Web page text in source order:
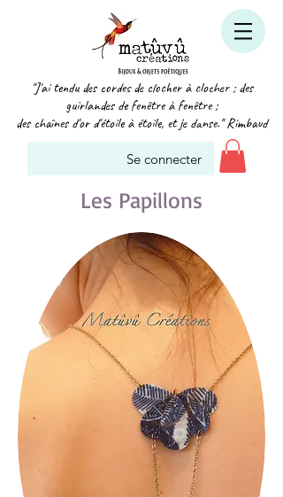
"J'ai tendu des cordes de clocher à clocher ; des
guirlandes de fenêtre à fenêtre ;
des chaînes d'or d'étoile à étoile, et je danse." Rimbaud
Se connecter
Les Papillons